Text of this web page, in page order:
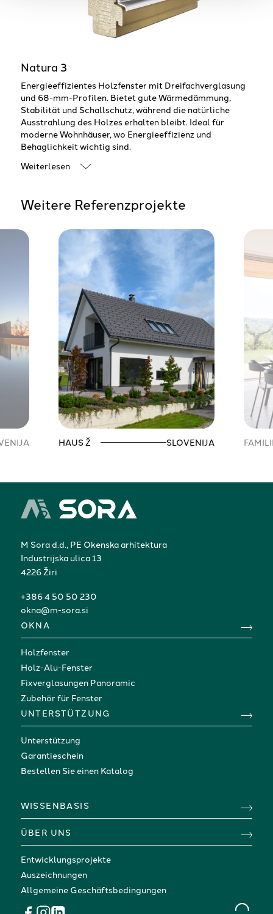
Natura 3
Energieeffizientes Holzfenster mit Dreifachverglasung
und 68-mm-Profilen. Bietet gute Wärmedämmung,
Stabilität und Schallschutz, während die natürliche
Ausstrahlung des Holzes erhalten bleibt. Ideal für
moderne Wohnhäuser, wo Energieeffizienz und
Behaglichkeit wichtig sind.
Weiterlesen
Weitere Referenzprojekte
HAUS Ž SLOVENIJA
M Sora d.d., PE Okenska arhitektura
Industrijska ulica 13
4226 Žiri
+386 4 50 50 230
okna@m-sora.si
OKNA
Holzfenster
Holz-Alu-Fenster
Fixverglasungen Panoramic
Zubehör für Fenster
UNTERSTÜTZUNG
Unterstützung
Garantieschein
Bestellen Sie einen Katalog
WISSENBASIS
ÜBER UNS
Entwicklungsprojekte
Auszeichnungen
Allgemeine Geschäftsbedingungen